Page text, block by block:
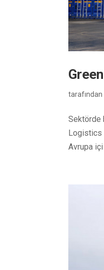
tarafından
Sektörde
Logistics
Avrupa içi